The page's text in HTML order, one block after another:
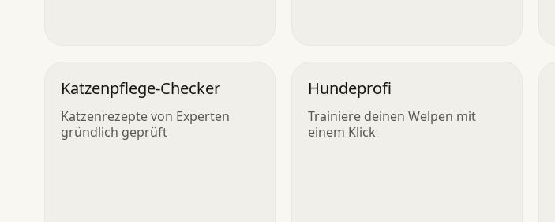
Katzenpflege-Checker
Katzenrezepte von Experten
gründlich geprüft
Hundeprofi
Trainiere deinen Welpen mit
einem Klick